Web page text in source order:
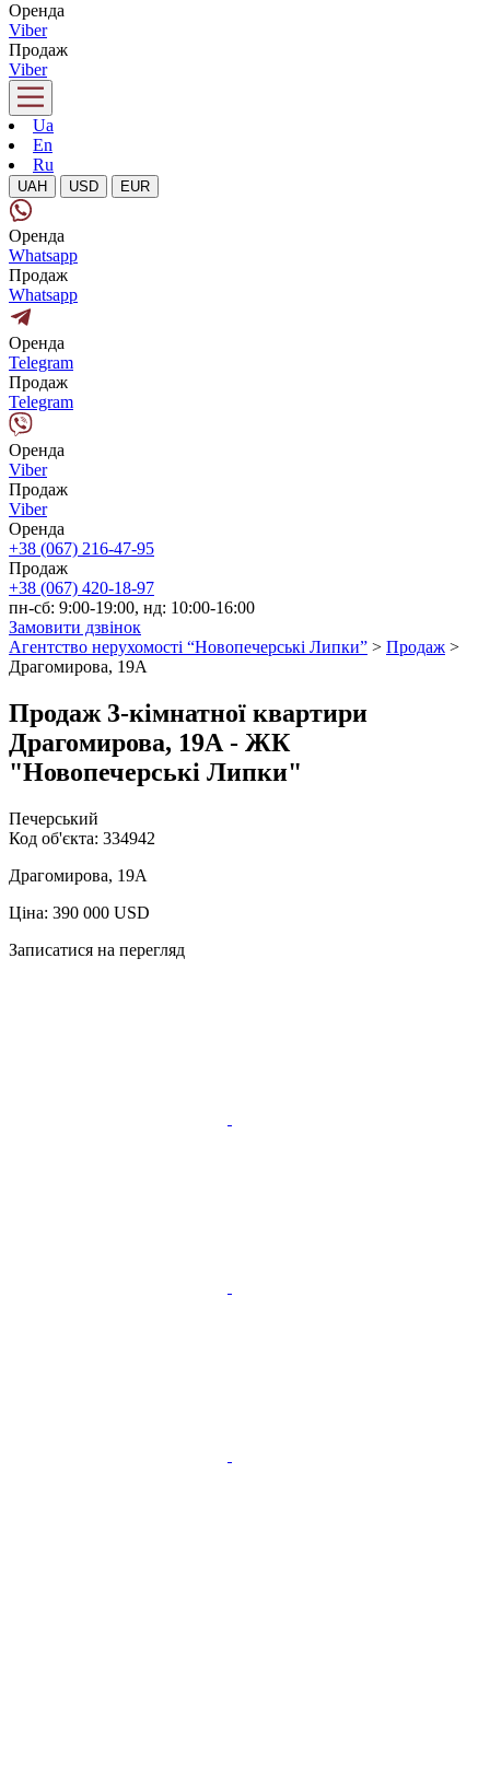
Оренда
Viber
Продаж
Viber
Ua
En
Ru
UAH USD EUR
Оренда
Whatsapp
Продаж
Whatsapp
Оренда
Telegram
Продаж
Telegram
Оренда
Viber
Продаж
Viber
Оренда
+38 (067) 216-47-95
Продаж
+38 (067) 420-18-97
пн-сб: 9:00-19:00, нд: 10:00-16:00
Замовити дзвінок
Агентство нерухомості “Новопечерські Липки” > Продаж >
Драгомирова, 19А
Продаж 3-кімнатної квартири
Драгомирова, 19А - ЖК
"Новопечерські Липки"
Печерський
Код об'єкта: 334942
Драгомирова, 19А
Ціна: 390 000 USD
Записатися на перегляд